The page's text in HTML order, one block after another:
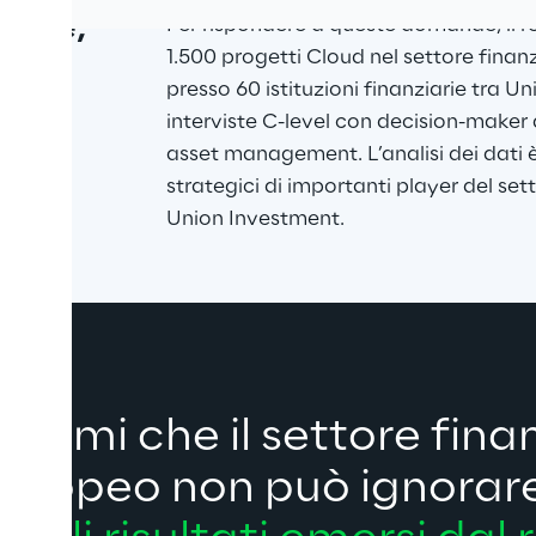
Per rispondere a queste domande, il
1.500 progetti Cloud nel settore
presso 60 istituzioni finanziarie tra
interviste C-level con decision-
asset management. L’analisi dei
strategici di importanti player del
Union Investment.
temi che il settore
europeo non può